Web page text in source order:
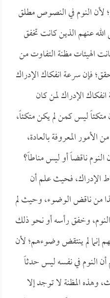
لأن النوم في النصوص مطلق
عنهم الذين كانت تخفق
الهيئات مظنة التفاوت من
فإن سرعة انفكاك الإدراك
الإدراك لمن كان
متكئاً ليس كمن لم يكن متكئاً،
المعروفة بالعادة،
ناقضاً أو ليس مناطاً؟
الإدراك، فحيث علم أن
من ناقض الوضوء، وحيث لم
وخفق رأسه أو نحو ذلك
إنما لم ينتقض وضوءهم؛ لأن
النوم في نفسه ليس حدثاً
وهذه المظنة لا توجد إلا